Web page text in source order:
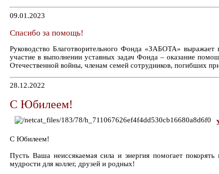
09.01.2023
Спасибо за помощь!
Руководство Благотворительного Фонда «ЗАБОТА» выражает
участие в выполнении уставных задач Фонда – оказание
Отечественной войны, членам семей сотрудников, погибших
28.12.2022
С Юбилеем!
С Юбилеем!
Пусть Ваша неиссякаемая сила и энергия помогает
мудрости для коллег, друзей и родных!